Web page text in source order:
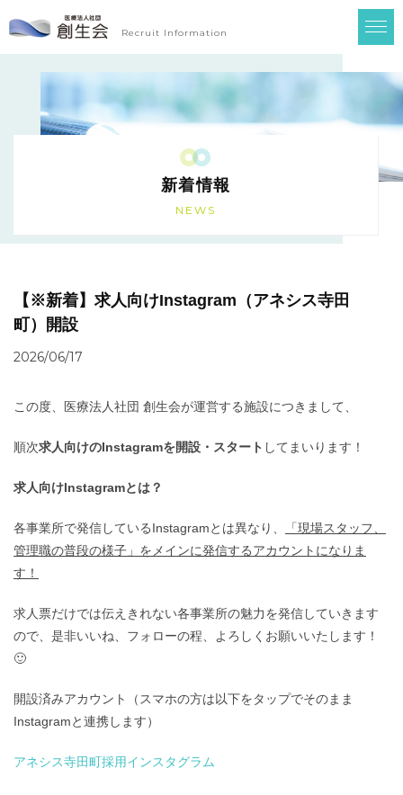
Recruit Information
新着情報
NEWS
【※新着】求人向けInstagram（アネシス寺田
町）開設
2026/06/17
この度、医療法人社団 創生会が運営する施設につきまして、
順次求人向けのInstagramを開設・スタート してまいります！
求人向けInstagramとは？
各事業所で発信しているInstagramとは異なり、
「現場スタッフ、
管理職の普段の様子」をメインに発信するアカウントになりま
す！
求人票だけでは伝えきれない各事業所の魅力を発信していきます
ので、是非いいね、フォローの程、よろしくお願いいたします！
🙂
開設済みアカウント（スマホの方は以下をタップでそのまま
Instagramと連携します）
アネシス寺田町採用インスタグラム